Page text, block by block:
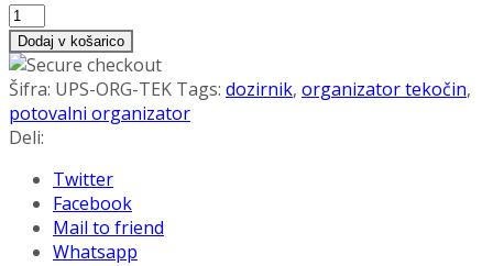
Potovalni
organizator
za
tekočine
količina
Dodaj v košarico
Šifra: UPS-ORG-TEK Tags: dozirnik, organizator tekočin,
potovalni organizator
Deli:
Twitter
Facebook
Mail to friend
Whatsapp